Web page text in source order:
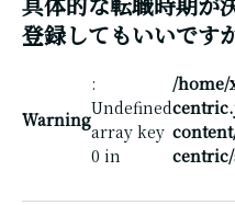
登録してもいいです
Warning
:
Undefined
array key
0 in
/home/